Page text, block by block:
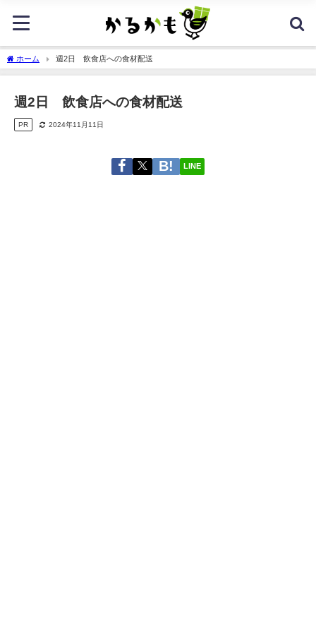
ホーム 週2日 飲食店への食材配送
週2日 飲食店への食材配送
PR 2024年11月11日
LINE